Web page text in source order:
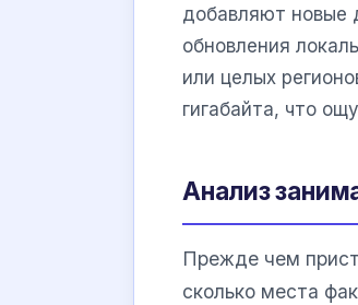
добавляют новые
обновления
или целых
гигабайта, что
Анализ
Прежде чем
сколько места